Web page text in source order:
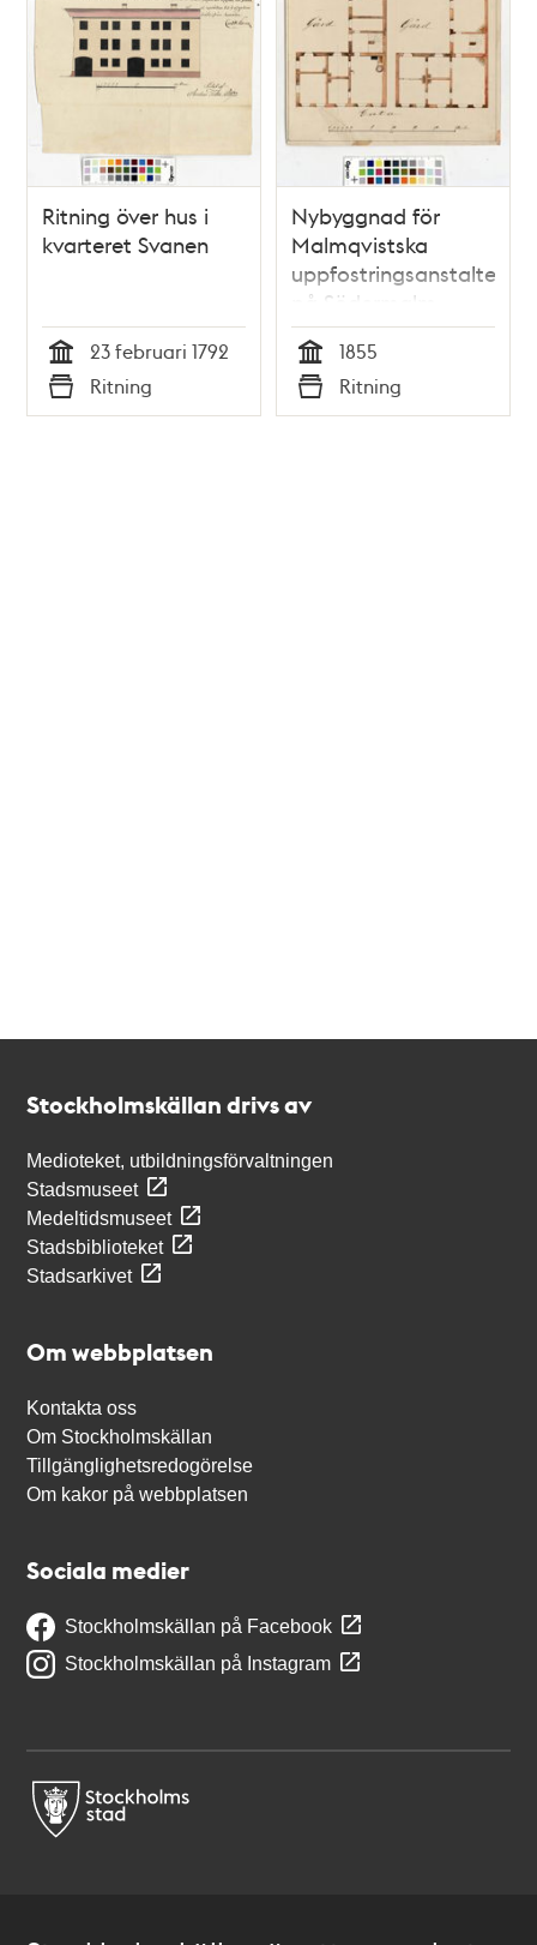
Ritning över hus i
kvarteret Svanen
Tid
23 februari 1792
Typ
Ritning
Nybyggnad för
Malmqvistska
uppfostringsanstalten
på Södermalm –
ritning 1855
Tid
1855
Typ
Ritning
Stockholmskällan drivs av
Medioteket, utbildningsförvaltningen
Stadsmuseet
Medeltidsmuseet
Stadsbiblioteket
Stadsarkivet
Om webbplatsen
Kontakta oss
Om Stockholmskällan
Tillgänglighetsredogörelse
Om kakor på webbplatsen
Sociala medier
Stockholmskällan på Facebook
Stockholmskällan på Instagram